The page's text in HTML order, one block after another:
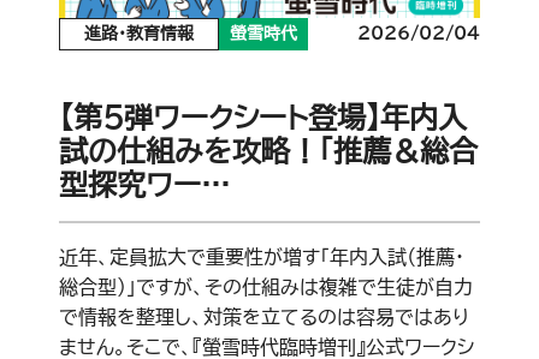
進路・教育情報 螢雪時代 2026/02/04
【第5弾ワークシート登場】年内入
試の仕組みを攻略！「推薦＆総合
型探究ワー…
近年、定員拡大で重要性が増す「年内入試（推薦・
総合型）」ですが、その仕組みは複雑で生徒が自力
で情報を整理し、対策を立てるのは容易ではあり
ません。そこで、『螢雪時代臨時増刊』公式ワークシ